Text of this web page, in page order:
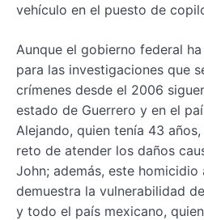
vehículo en el puesto de
Aunque el gobierno federal
para las investigaciones que
crímenes desde el 2006
estado de Guerrero y en el
Alejando, quien tenía 43
reto de atender los daños
John; además, este homicidio
demuestra la vulnerabilidad
y todo el país mexicano,